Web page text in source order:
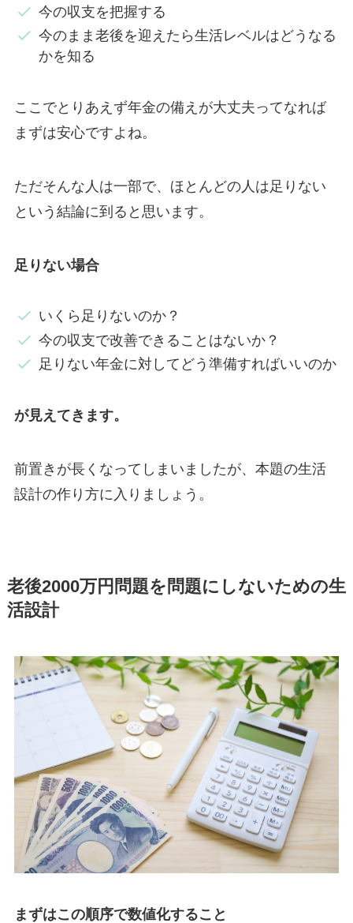
今の収支を把握する
今のまま老後を迎えたら生活レベルはどうなる
かを知る
ここでとりあえず年金の備えが大丈夫ってなれば
まずは安心ですよね。
ただそんな人は一部で、ほとんどの人は足りない
という結論に到ると思います。
足りない場合
いくら足りないのか？
今の収支で改善できることはないか？
足りない年金に対してどう準備すればいいのか
が見えてきます。
前置きが長くなってしまいましたが、本題の生活
設計の作り方に入りましょう。
老後2000万円問題を問題にしないための生
活設計
まずはこの順序で数値化すること